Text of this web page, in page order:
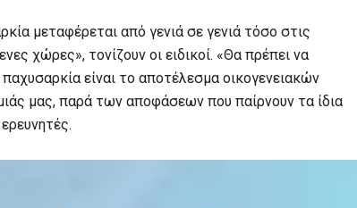
μεταφέρεται από γενιά σε γενιά τόσο στις
χώρες», τονίζουν οι ειδικοί. «Θα πρέπει να
είναι το αποτέλεσμα οικογενειακών
μας, παρά των αποφάσεων που παίρνουν τα ίδια